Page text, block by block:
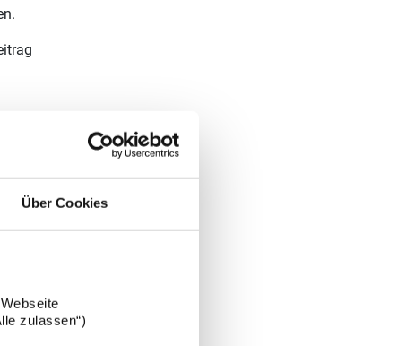
Über Cookies
zulassen“)